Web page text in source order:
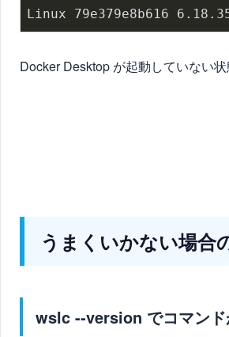
Docker Desktop が起動していない
うまくいかない場合
wslc --version でコマンド